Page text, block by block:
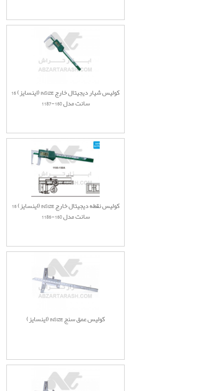
کولیس شیار دیجیتال خارج INSIZE (اینسایز) 15
سانت مدل 150-1187
کولیس نقطه دیجیتال خارج INSIZE (اینسایز) 15
سانت مدل 150-1185
کولیس عمق سنج INSIZE (اینسایز)